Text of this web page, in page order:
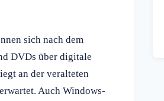
sich nach dem
DVDs über digitale
an der veralteten
Auch Windows-